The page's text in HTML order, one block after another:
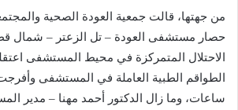
حصار مستشفى العودة – تل الزعتر – شمال
الطواقم الطبية العاملة في المستشفى
ساعات، وما زال الدكتور أحمد مهنا – مدير